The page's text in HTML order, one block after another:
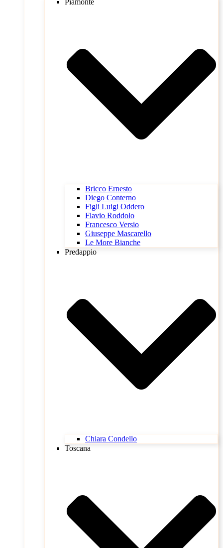
Bricco Ernesto
Diego Conterno
Figli Luigi Oddero
Flavio Roddolo
Francesco Versio
Giuseppe Mascarello
Le More Bianche
Predappio
Chiara Condello
Toscana